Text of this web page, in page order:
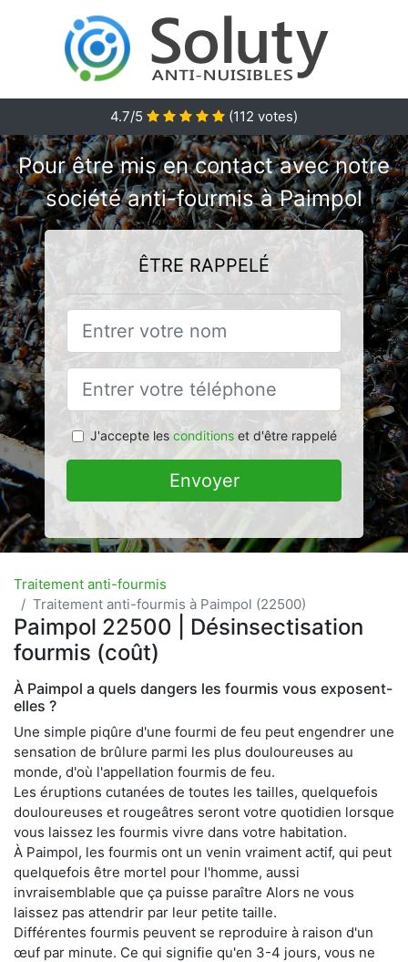
4.7/5 (112 votes)
Pour être mis en contact avec notre
société anti-fourmis à Paimpol
ÊTRE RAPPELÉ
J'accepte les conditionset d'être rappelé
Envoyer
Traitement anti-fourmis
Traitement anti-fourmis à Paimpol (22500)
Paimpol 22500 | Désinsectisation
fourmis (coût)
À Paimpol a quels dangers les fourmis vous exposent-
elles ?
Une simple piqûre d'une fourmi de feu peut engendrer une
sensation de brûlure parmi les plus douloureuses au
monde, d'où l'appellation fourmis de feu.
Les éruptions cutanées de toutes les tailles, quelquefois
douloureuses et rougeâtres seront votre quotidien lorsque
vous laissez les fourmis vivre dans votre habitation.
À Paimpol, les fourmis ont un venin vraiment actif, qui peut
quelquefois être mortel pour l'homme, aussi
invraisemblable que ça puisse paraître Alors ne vous
laissez pas attendrir par leur petite taille.
Différentes fourmis peuvent se reproduire à raison d'un
œuf par minute. Ce qui signifie qu'en 3-4 jours, vous ne